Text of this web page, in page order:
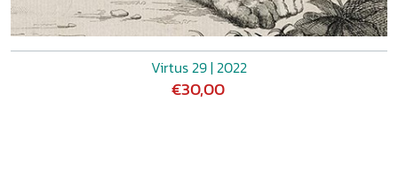
Virtus 29 | 2022
€30,00